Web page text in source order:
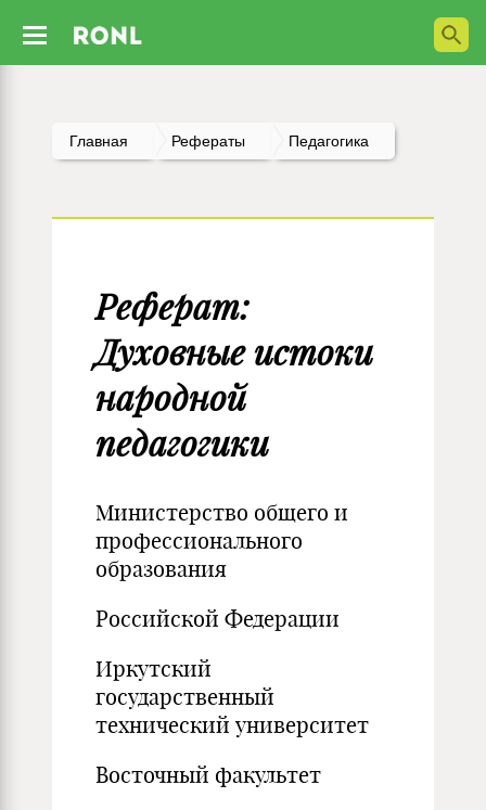
Главная Рефераты Педагогика
Реферат:
Духовные истоки
народной
педагогики
Министерство общего и
профессионального
образования
Российской Федерации
Иркутский
государственный
технический университет
Восточный факультет